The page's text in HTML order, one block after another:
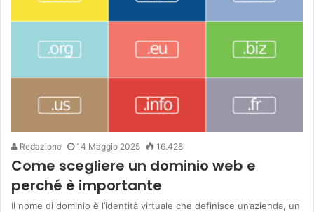
Redazione 14 Maggio 2025 16.428
Come scegliere un dominio web e
perché è importante
Il nome di dominio è l’identità virtuale che definisce un’azienda, un